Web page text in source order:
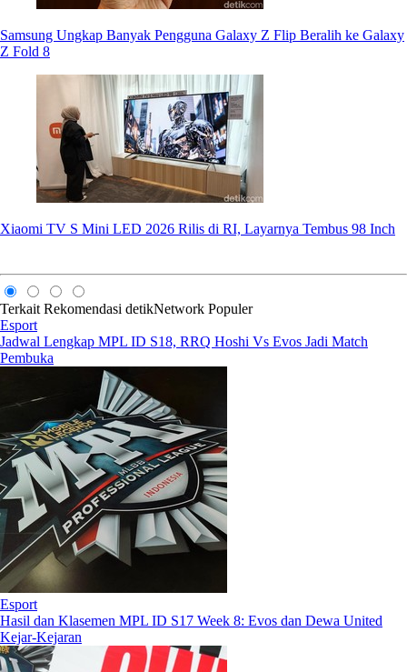
Samsung Ungkap Banyak Pengguna Galaxy Z Flip Beralih ke Galaxy
Z Fold 8
Xiaomi TV S Mini LED 2026 Rilis di RI, Layarnya Tembus 98 Inch
Terkait Rekomendasi detikNetwork Populer
Esport
Jadwal Lengkap MPL ID S18, RRQ Hoshi Vs Evos Jadi Match
Pembuka
Esport
Hasil dan Klasemen MPL ID S17 Week 8: Evos dan Dewa United
Kejar-Kejaran